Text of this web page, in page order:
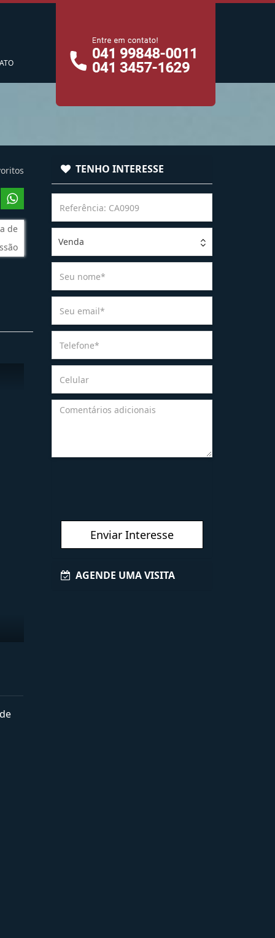
de
TENHO INTERESSE
Venda
Enviar Interesse
AGENDE UMA VISITA